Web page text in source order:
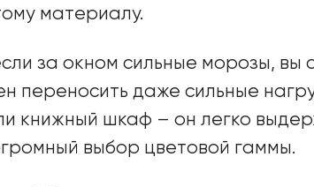
материалу.
за окном сильные морозы, вы
переносить даже сильные
книжный шкаф – он легко
выбор цветовой гаммы.